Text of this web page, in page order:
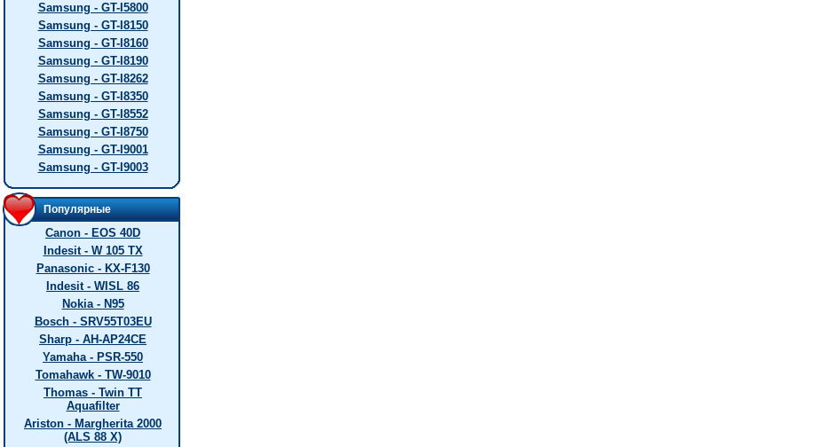
Samsung - GT-I5800
Samsung - GT-I8150
Samsung - GT-I8160
Samsung - GT-I8190
Samsung - GT-I8262
Samsung - GT-I8350
Samsung - GT-I8552
Samsung - GT-I8750
Samsung - GT-I9001
Samsung - GT-I9003
Популярные
Canon - EOS 40D
Indesit - W 105 TX
Panasonic - KX-F130
Indesit - WISL 86
Nokia - N95
Bosch - SRV55T03EU
Sharp - AH-AP24CE
Yamaha - PSR-550
Tomahawk - TW-9010
Thomas - Twin TT
Aquafilter
Ariston - Margherita 2000
(ALS 88 X)